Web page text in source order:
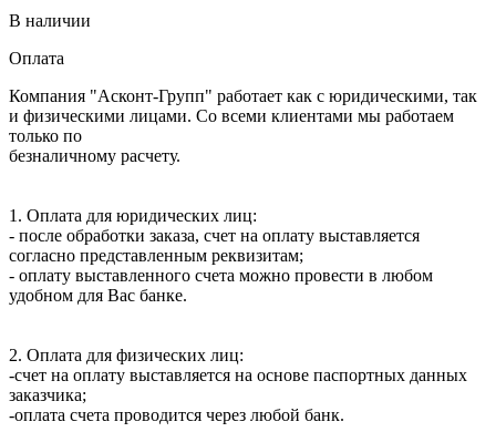
В наличии
Оплата
Компания "Асконт-Групп" работает как с юридическими, так
и физическими лицами. Со всеми клиентами мы работаем
только по
безналичному расчету.
1. Оплата для юридических лиц:
- после обработки заказа, счет на оплату выставляется
согласно представленным реквизитам;
- оплату выставленного счета можно провести в любом
удобном для Вас банке.
2. Оплата для физических лиц:
-счет на оплату выставляется на основе паспортных данных
заказчика;
-оплата счета проводится через любой банк.